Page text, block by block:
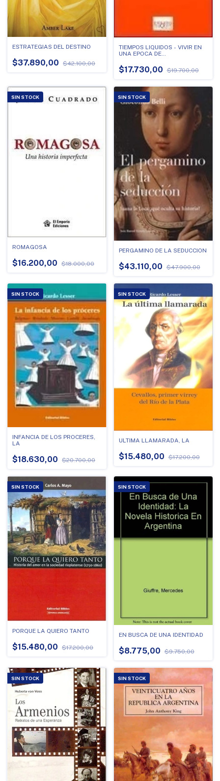
ESTRATEGIAS DEL DESTINO
$37.890,00 $42.100,00
TIEMPOS LIQUIDOS - VIVIR EN
UNA EPOCA DE
$17.730,00 $19.700,00
SIN STOCK
ROMAGOSA
$16.200,00 $18.000,00
SIN STOCK
PERGAMINO DE LA SEDUCCION
$43.110,00 $47.900,00
SIN STOCK
INFANCIA DE LOS PROCERES,
LA
$18.630,00 $20.700,00
SIN STOCK
ULTIMA LLAMARADA, LA
$15.480,00 $17.200,00
SIN STOCK
PORQUE LA QUIERO TANTO
$15.480,00 $17.200,00
SIN STOCK
EN BUSCA DE UNA IDENTIDAD
$8.775,00 $9.750,00
SIN STOCK SIN STOCK